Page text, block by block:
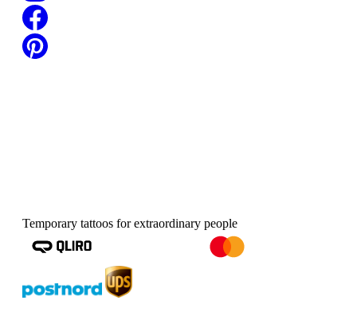
Temporary tattoos for extraordinary people